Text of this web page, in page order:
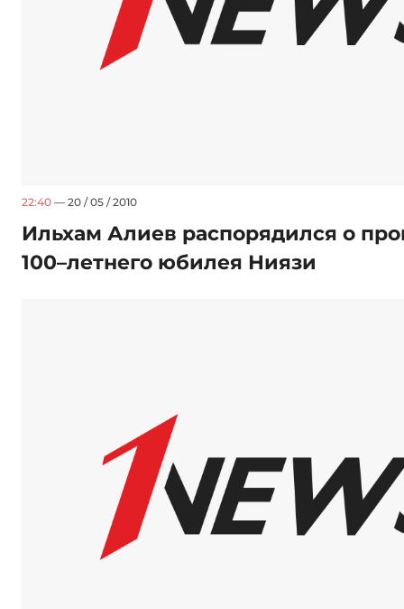
22:40 — 20 / 05 / 2010
Ильхам Алиев распорядился о
100–летнего юбилея Ниязи